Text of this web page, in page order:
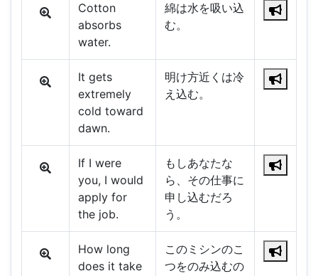
Cotton
absorbs
water.
綿は水を吸い込
む。
It gets
extremely
cold toward
dawn.
明け方近くは冷
え込む。
If I were
you, I would
apply for
the job.
もしあなたな
ら、その仕事に
申し込むだろ
う。
How long
does it take
このミシンのこ
つをのみ込むの